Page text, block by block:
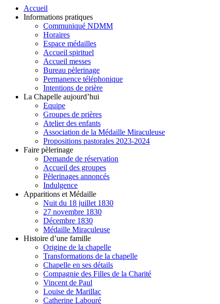
Accueil
Informations pratiques
Communiqué NDMM
Horaires
Espace médailles
Accueil spirituel
Accueil messes
Bureau pèlerinage
Permanence téléphonique
Intentions de prière
La Chapelle aujourd’hui
Equipe
Groupes de prières
Atelier des enfants
Association de la Médaille Miraculeuse
Propositions pastorales 2023-2024
Faire pèlerinage
Demande de réservation
Accueil des groupes
Pèlerinages annoncés
Indulgence
Apparitions et Médaille
Nuit du 18 juillet 1830
27 novembre 1830
Décembre 1830
Médaille Miraculeuse
Histoire d’une famille
Origine de la chapelle
Transformations de la chapelle
Chapelle en ses détails
Compagnie des Filles de la Charité
Vincent de Paul
Louise de Marillac
Catherine Labouré